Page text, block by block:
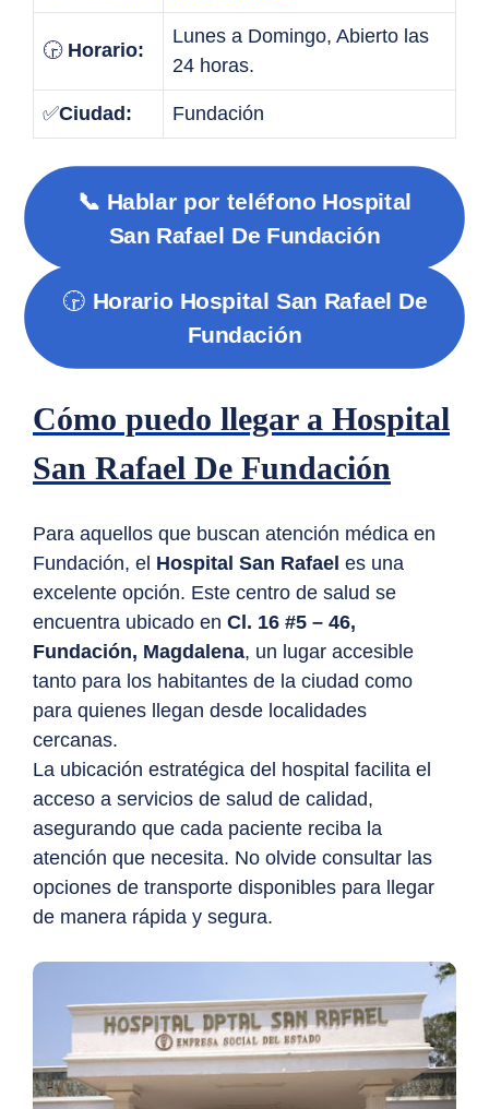
🕞 Horario:
Lunes a Domingo, Abierto las
24 horas.
✅Ciudad: Fundación
📞 Hablar por teléfono Hospital
San Rafael De Fundación
🕞 Horario Hospital San Rafael De
Fundación
Cómo puedo llegar a Hospital
San Rafael De Fundación
Para aquellos que buscan atención médica en
Fundación, el Hospital San Rafael es una
excelente opción. Este centro de salud se
encuentra ubicado en Cl. 16 #5 – 46,
Fundación, Magdalena, un lugar accesible
tanto para los habitantes de la ciudad como
para quienes llegan desde localidades
cercanas.
La ubicación estratégica del hospital facilita el
acceso a servicios de salud de calidad,
asegurando que cada paciente reciba la
atención que necesita. No olvide consultar las
opciones de transporte disponibles para llegar
de manera rápida y segura.